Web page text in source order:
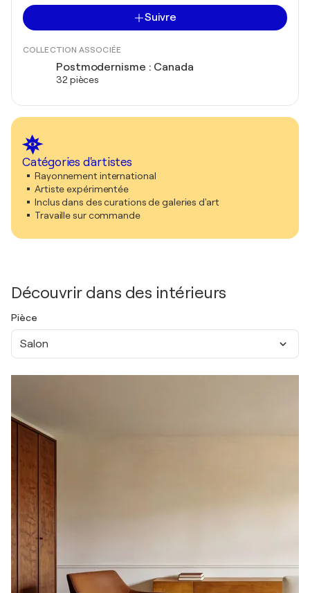
Suivre
COLLECTION ASSOCIÉE
Postmodernisme : Canada
32 pièces
Catégories d'artistes
Rayonnement international
Artiste expérimentée
Inclus dans des curations de galeries d'art
Travaille sur commande
Découvrir dans des intérieurs
Pièce
Salon